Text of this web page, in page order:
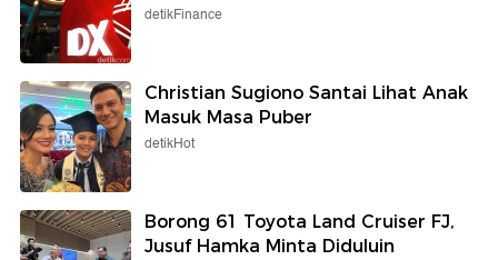
detikFinance
Christian Sugiono Santai Lihat Anak
Masuk Masa Puber
detikHot
Borong 61 Toyota Land Cruiser FJ,
Jusuf Hamka Minta Diduluin